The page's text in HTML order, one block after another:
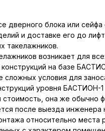
дверного блока или
и доставке его до
такелажников.
возникает для
на базе
сложных условия для
уровня БАСТИОН-1
стоимость, она же обычно
после выезда инженера
относительно места